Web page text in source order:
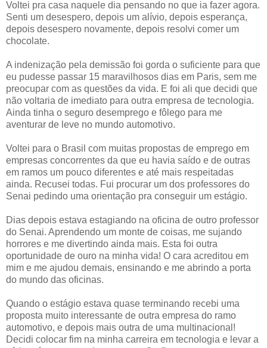
Voltei pra casa naquele dia pensando no que ia fazer agora.
Senti um desespero, depois um alívio, depois esperança,
depois desespero novamente, depois resolvi comer um
chocolate.
A indenização pela demissão foi gorda o suficiente para que
eu pudesse passar 15 maravilhosos dias em Paris, sem me
preocupar com as questões da vida. E foi ali que decidi que
não voltaria de imediato para outra empresa de tecnologia.
Ainda tinha o seguro desemprego e fôlego para me
aventurar de leve no mundo automotivo.
Voltei para o Brasil com muitas propostas de emprego em
empresas concorrentes da que eu havia saído e de outras
em ramos um pouco diferentes e até mais respeitadas
ainda. Recusei todas. Fui procurar um dos professores do
Senai pedindo uma orientação pra conseguir um estágio.
Dias depois estava estagiando na oficina de outro professor
do Senai. Aprendendo um monte de coisas, me sujando
horrores e me divertindo ainda mais. Esta foi outra
oportunidade de ouro na minha vida! O cara acreditou em
mim e me ajudou demais, ensinando e me abrindo a porta
do mundo das oficinas.
Quando o estágio estava quase terminando recebi uma
proposta muito interessante de outra empresa do ramo
automotivo, e depois mais outra de uma multinacional!
Decidi colocar fim na minha carreira em tecnologia e levar a